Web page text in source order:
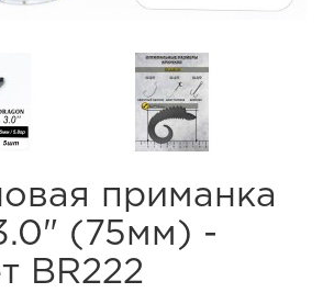
приманка
(75мм) -
BR222